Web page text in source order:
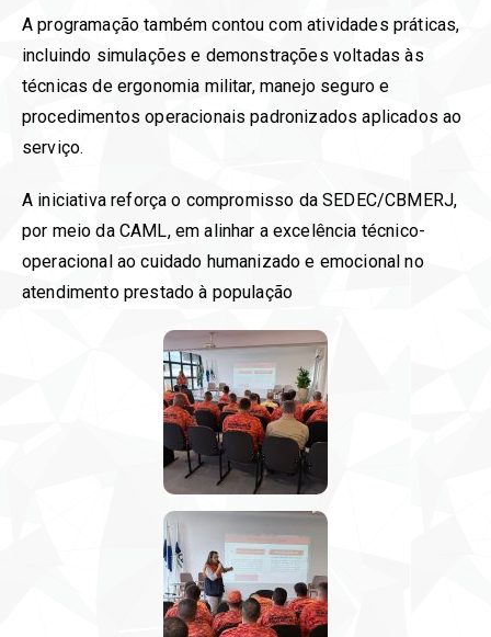
A programação também contou com atividades práticas,
incluindo simulações e demonstrações voltadas às
técnicas de ergonomia militar, manejo seguro e
procedimentos operacionais padronizados aplicados ao
serviço.
A iniciativa reforça o compromisso da SEDEC/CBMERJ,
por meio da CAML, em alinhar a excelência técnico-
operacional ao cuidado humanizado e emocional no
atendimento prestado à população